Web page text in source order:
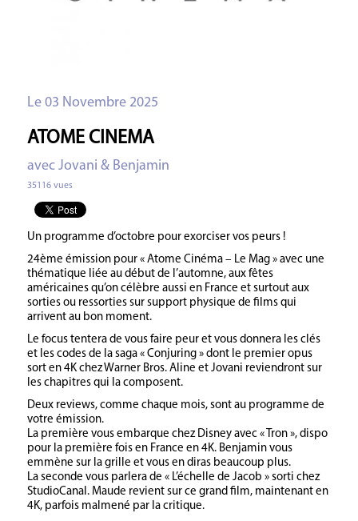
Le 03 Novembre 2025
ATOME CINEMA
avec Jovani & Benjamin
35116 vues
Un programme d’octobre pour exorciser vos peurs !
24ème émission pour « Atome Cinéma – Le Mag » avec une
thématique liée au début de l’automne, aux fêtes
américaines qu’on célèbre aussi en France et surtout aux
sorties ou ressorties sur support physique de films qui
arrivent au bon moment.
Le focus tentera de vous faire peur et vous donnera les clés
et les codes de la saga « Conjuring » dont le premier opus
sort en 4K chez Warner Bros. Aline et Jovani reviendront sur
les chapitres qui la composent.
Deux reviews, comme chaque mois, sont au programme de
votre émission.
La première vous embarque chez Disney avec « Tron », dispo
pour la première fois en France en 4K. Benjamin vous
emmène sur la grille et vous en diras beaucoup plus.
La seconde vous parlera de « L’échelle de Jacob » sorti chez
StudioCanal. Maude revient sur ce grand film, maintenant en
4K, parfois malmené par la critique.